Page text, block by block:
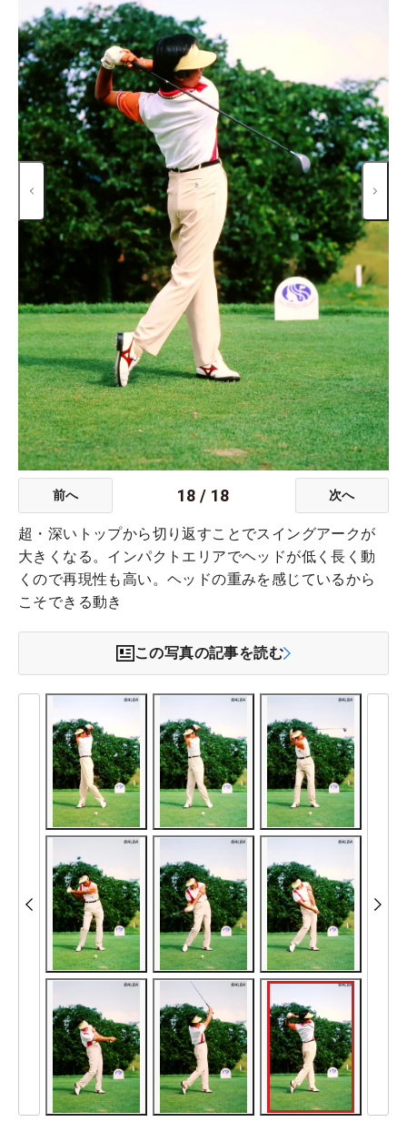
前へ 18 / 18 次へ
超・深いトップから切り返すことでスイングアークが
大きくなる。インパクトエリアでヘッドが低く長く動
くので再現性も高い。ヘッドの重みを感じているから
こそできる動き
この写真の記事を読む